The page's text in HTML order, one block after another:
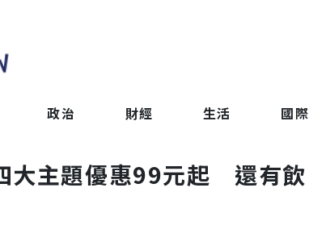
政治 財經 生活 國際
大主題優惠99元起 還有飲